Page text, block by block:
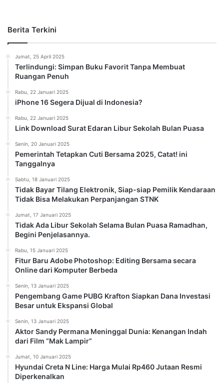
Berita Terkini
Jumat, 25 April 2025
Terlindungi: Simpan Buku Favorit Tanpa Membuat
Ruangan Penuh
Rabu, 22 Januari 2025
iPhone 16 Segera Dijual di Indonesia?
Rabu, 22 Januari 2025
Link Download Surat Edaran Libur Sekolah Bulan Puasa
Senin, 20 Januari 2025
Pemerintah Tetapkan Cuti Bersama 2025, Catat! ini
Tanggalnya
Sabtu, 18 Januari 2025
Tidak Bayar Tilang Elektronik, Siap-siap Pemilik Kendaraan
Tidak Bisa Melakukan Perpanjangan STNK
Jumat, 17 Januari 2025
Tidak Ada Libur Sekolah Selama Bulan Puasa Ramadhan,
Begini Penjelasannya.
Rabu, 15 Januari 2025
Fitur Baru Adobe Photoshop: Editing Bersama secara
Online dari Komputer Berbeda
Senin, 13 Januari 2025
Pengembang Game PUBG Krafton Siapkan Dana Investasi
Besar untuk Ekspansi Global
Senin, 13 Januari 2025
Aktor Sandy Permana Meninggal Dunia: Kenangan Indah
dari Film “Mak Lampir”
Jumat, 10 Januari 2025
Hyundai Creta N Line: Harga Mulai Rp460 Jutaan Resmi
Diperkenalkan